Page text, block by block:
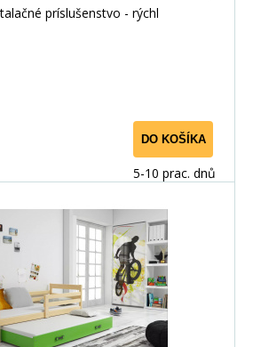
príslušenstvo - rýchl
DO KOŠÍKA
5-10 prac. dnů